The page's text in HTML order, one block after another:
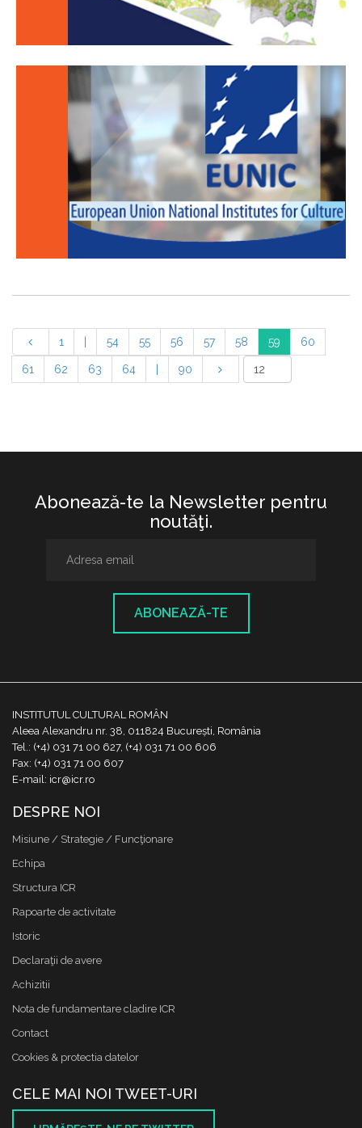
1 54 55 56 57 58 59 60
61 62 63 64 90
Abonează-te la Newsletter pentru
noutăţi.
ABONEAZĂ-TE
INSTITUTUL CULTURAL ROMÂN
Aleea Alexandru nr. 38, 011824 București, România
Tel.: (+4) 031 71 00 627, (+4) 031 71 00 606
Fax: (+4) 031 71 00 607
E-mail: icr@icr.ro
DESPRE NOI
Misiune / Strategie / Funcţionare
Echipa
Structura ICR
Rapoarte de activitate
Istoric
Declaraţii de avere
Achizitii
Nota de fundamentare cladire ICR
Contact
Cookies & protectia datelor
CELE MAI NOI TWEET-URI